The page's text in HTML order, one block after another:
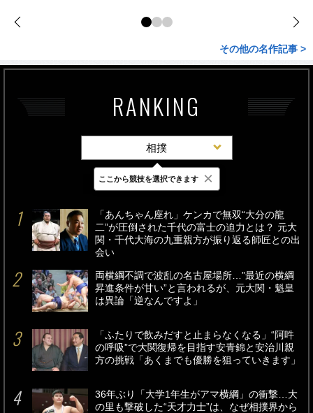
その他の名作記事 >
RANKING
相撲
最新 24時間 週間
「あんちゃん座れ」ケンカで無双“大分の龍
二”が圧倒された千代の富士の迫力とは？ 元大
関・千代大海の九重親方が振り返る師匠との出
会い
両横綱不調で波乱の名古屋場所…”最近の横綱
昇進条件が甘い”と言われるが、元大関・魁皇
は異論「逆なんですよ」
「ふたりで飲みだすと止まらなくなる」“阿吽
の呼吸”で大関復帰を目指す安青錦と安治川親
方の挑戦「あくまでも優勝を狙っていきます」
36年ぶり「大学1年生がアマ横綱」の衝撃…大
の里も撃破した“天才力士”は、なぜ相撲界から
ここから競技を選択できます ×